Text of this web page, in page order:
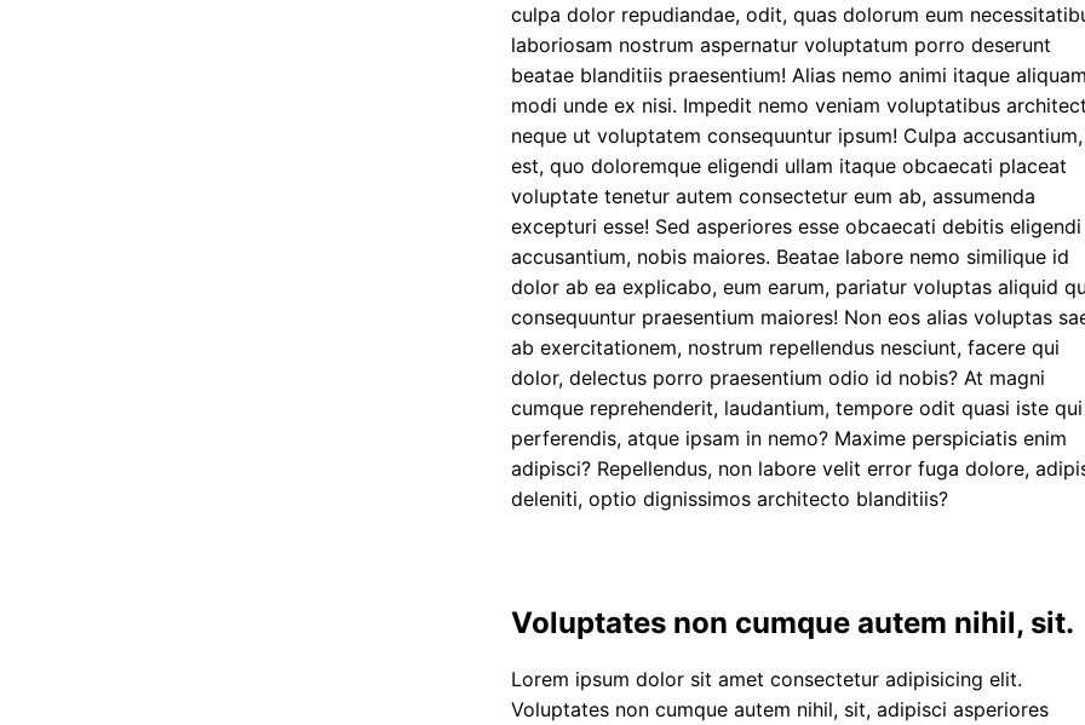
culpa dolor repudiandae, odit, quas dolorum eum
laboriosam nostrum aspernatur voluptatum porro deserunt
beatae blanditiis praesentium! Alias nemo animi itaque aliquam
modi unde ex nisi. Impedit nemo veniam voluptatibus
neque ut voluptatem consequuntur ipsum! Culpa accusantium,
est, quo doloremque eligendi ullam itaque obcaecati placeat
voluptate tenetur autem consectetur eum ab, assumenda
excepturi esse! Sed asperiores esse obcaecati debitis eligendi
accusantium, nobis maiores. Beatae labore nemo similique id
dolor ab ea explicabo, eum earum, pariatur voluptas aliquid
consequuntur praesentium maiores! Non eos alias voluptas
ab exercitationem, nostrum repellendus nesciunt, facere qui
dolor, delectus porro praesentium odio id nobis? At magni
cumque reprehenderit, laudantium, tempore odit quasi iste qui
perferendis, atque ipsam in nemo? Maxime perspiciatis enim
adipisci? Repellendus, non labore velit error fuga dolore,
deleniti, optio dignissimos architecto blanditiis?
Voluptates non cumque autem nihil, sit.
Lorem ipsum dolor sit amet consectetur adipisicing elit.
Voluptates non cumque autem nihil, sit, adipisci asperiores